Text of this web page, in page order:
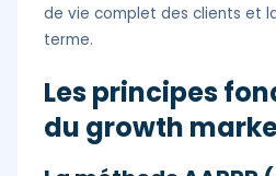
de vie complet des clients et
terme.
Les principes
du growth